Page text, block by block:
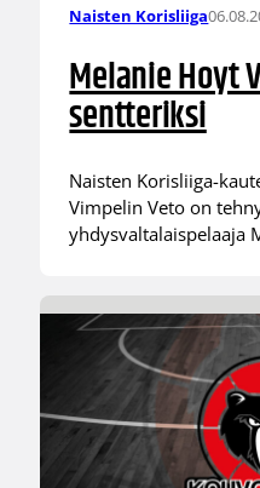
Naisten Korisliiga
Melanie Hoyt
sentteriksi
Naisten Korisliiga-
Vimpelin Veto on
yhdysvaltalaispelaaja